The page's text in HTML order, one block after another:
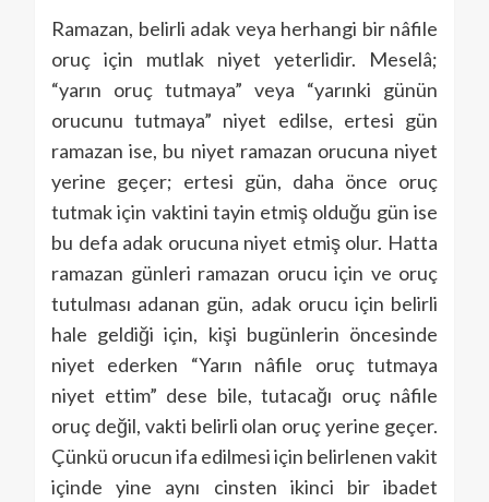
Ramazan, belirli adak veya herhangi bir nâfile
oruç için mutlak niyet yeterlidir. Meselâ;
“yarın oruç tutmaya” veya “yarınki günün
orucunu tutmaya” niyet edilse, ertesi gün
ramazan ise, bu niyet ramazan orucuna niyet
yerine geçer; ertesi gün, daha önce oruç
tutmak için vaktini tayin etmiş olduğu gün ise
bu defa adak orucuna niyet etmiş olur. Hatta
ramazan günleri ramazan orucu için ve oruç
tutulması adanan gün, adak orucu için belirli
hale geldiği için, kişi bugünlerin öncesinde
niyet ederken “Yarın nâfile oruç tutmaya
niyet ettim” dese bile, tutacağı oruç nâfile
oruç değil, vakti belirli olan oruç yerine geçer.
Çünkü orucun ifa edilmesi için belirlenen vakit
içinde yine aynı cinsten ikinci bir ibadet